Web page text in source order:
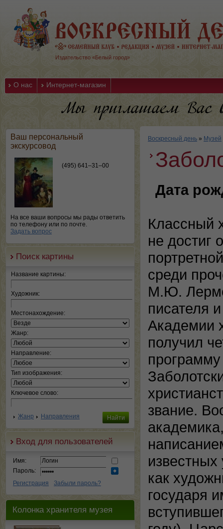
Издательство «Белый город»
О нас Интернет-магазин
Ваш персональный
экскурсовод
(495) 641–31–00
На все ваши вопросы мы рады ответить
по телефону или по почте.
Задать вопрос
Поиск картины
Название картины:
Художник:
Местонахождение:
Жанр:
Направление:
Тип изображения:
Ключевое слово:
Жанр Направления
Вход для пользователей
Имя:
Пароль:
Регистрация
Забыли пароль?
Колонка хранителя музея
Воскресный день » Музей
Дата
Классный
не достиг
среди
М.Ю.
писателя
Академии
получил
звание.
как
государя